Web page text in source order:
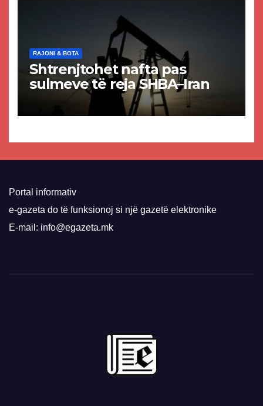
RAJONI & BOTA
Shtrenjtohet nafta pas
sulmeve të reja SHBA–Iran
Portal informativ
e-gazeta do të funksionoj si një gazetë elektronike
E-mail: info@egazeta.mk